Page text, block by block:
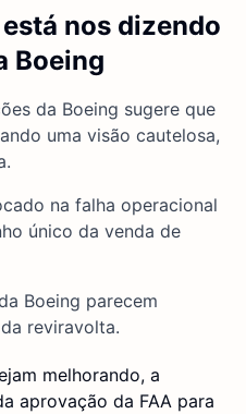
nos dizendo
Boeing
da Boeing sugere que
uma visão cautelosa,
na falha operacional
único da venda de
Boeing parecem
reviravolta.
melhorando, a
aprovação da FAA para